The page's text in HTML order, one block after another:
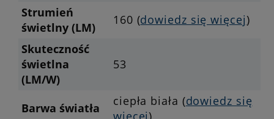
Strumień
świetlny (LM)
160 (dowiedz się więcej)
Skuteczność
świetlna
(LM/W)
53
Barwa światła ciepła biała (dowiedz się
więcej)